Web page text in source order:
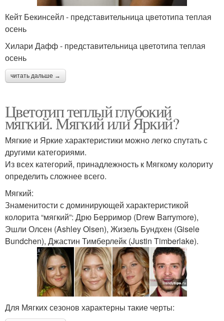
Кейт Бекинсейл - представительница цветотипа теплая
осень
Хилари Дафф - представительница цветотипа теплая
осень
читать дальше →
Цветотип теплый глубокий
мягкий. Мягкий или Яркий?
Мягкие и Яркие характеристики можно легко спутать с
другими категориями.
Из всех категорий, принадлежность к Мягкому колориту
определить сложнее всего.
Мягкий:
Знаменитости с доминирующей характеристикой
колорита “мягкий”: Дрю Берримор (Drew Barrymore),
Эшли Олсен (Ashley Olsen), Жизель Бундхен (Gisele
Bundchen), Джастин Тимберлейк (Justin Timberlake).
Для Мягких сезонов характерны такие черты: